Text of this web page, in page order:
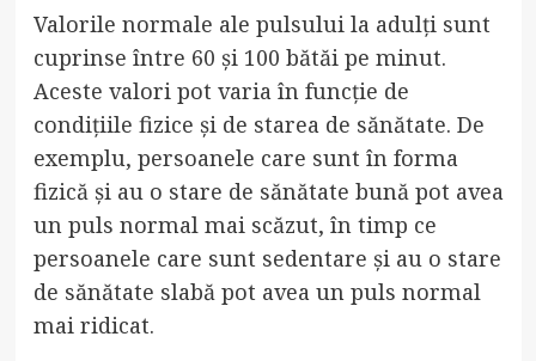
Valorile normale ale pulsului la adulți sunt
cuprinse între 60 și 100 bătăi pe minut.
Aceste valori pot varia în funcție de
condițiile fizice și de starea de sănătate. De
exemplu, persoanele care sunt în forma
fizică și au o stare de sănătate bună pot avea
un puls normal mai scăzut, în timp ce
persoanele care sunt sedentare și au o stare
de sănătate slabă pot avea un puls normal
mai ridicat.